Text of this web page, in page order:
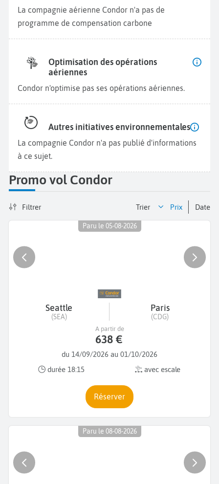
La compagnie aérienne Condor n'a pas de
programme de compensation carbone
Optimisation des opérations
aériennes
Condor n'optimise pas ses opérations aériennes.
Autres initiatives environnementales
La compagnie Condor n'a pas publié d'informations
à ce sujet.
Promo vol Condor
Filtrer Trier prix date
Paru le 05-08-2026
Seattle
(SEA)
Paris
(CDG)
du 14/09/2026 au 01/10/2026
durée 18:15
avec escale
A partir de
638 €
Réserver
Paru le 08-08-2026